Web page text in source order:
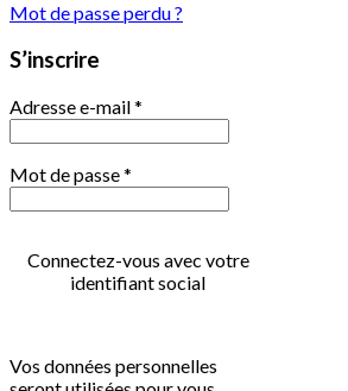
Mot de passe perdu ?
S’inscrire
Adresse e-mail*
Mot de passe*
Connectez-vous avec votre
identifiant social
Vos données personnelles